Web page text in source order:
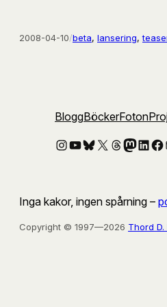
2008-04-10/beta, lansering,
BloggBöckerFoton
Instagram
YouTube
Bluesky
X Threads
Inga kakor, ingen spårning –
Copyright © 1997—2026 Thord